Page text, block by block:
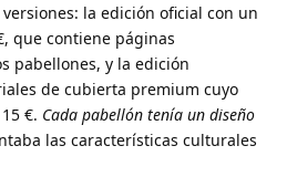
la edición oficial con un
que contiene páginas
pabellones, y la edición
de cubierta premium cuyo
€. Cada pabellón tenía un diseño
las características culturales